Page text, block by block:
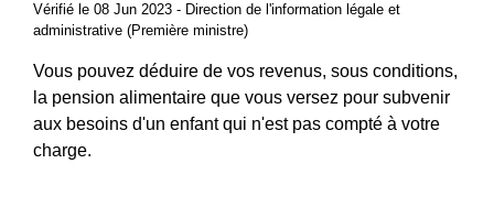
Vérifié le 08 Jun 2023 - Direction de l'information légale et
administrative (Première ministre)
Vous pouvez déduire de vos revenus, sous conditions,
la pension alimentaire que vous versez pour subvenir
aux besoins d'un enfant qui n'est pas compté à votre
charge.